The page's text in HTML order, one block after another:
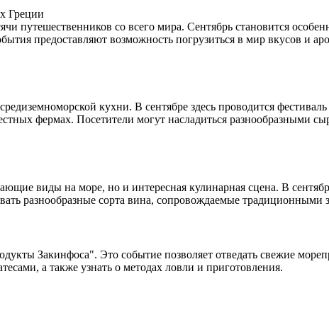
Греции
путешественников со всего мира. Сентябрь становится
предоставляют возможность погрузиться в мир вкусов и
кухни. В сентябре здесь проводится
фермах. Посетители могут насладиться разнообразными
виды на море, но и интересная кулинарная сцена. В
разнообразные сорта вина, сопровождаемые традиционными
Закинфоса". Это событие позволяет отведать свежие
а также узнать о методах ловли и приготовления.